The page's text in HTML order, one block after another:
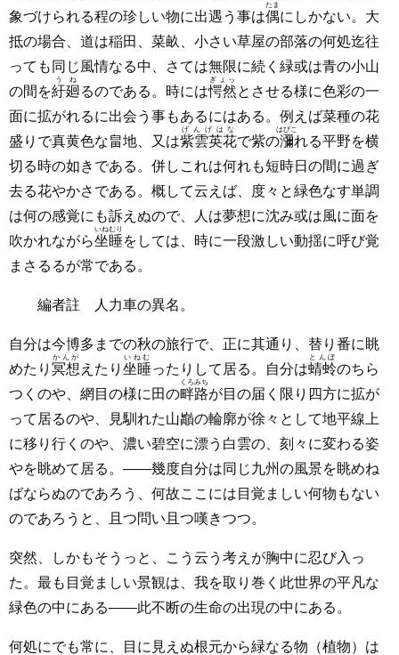
象づけられる程の珍しい物に出遇う事は偶
たま
にしかない。大
抵の場合、道は稲田、菜畝、小さい草屋の部落の何処迄往
っても同じ風情なる中、さては無限に続く緑或は青の小山
の間を紆廻
うね
るのである。時には愕然
ぎょっ
とさせる様に色彩の一
面に拡がれるに出会う事もあるにはある。例えば菜種の花
盛りで真黄色な畠地、又は紫雲英花
げんげはな
で紫の瀰
はびこ
れる平野を横
切る時の如きである。併しこれは何れも短時日の間に過ぎ
去る花やかさである。概して云えば、度々と緑色なす単調
は何の感覚にも訴えぬので、人は夢想に沈み或は風に面を
吹かれながら坐睡
いねむり
をしては、時に一段激しい動揺に呼び覚
まさるるが常である。
編者註 人力車の異名。
自分は今博多までの秋の旅行で、正に其通り、替り番に眺
めたり 冥想
かんが
えたり 坐睡
いねむ
ったりして居る。自分は蜻蛉
とんぼ
のちら
つくのや、網目の様に田の畔路
くろみち
が目の届く限り四方に拡が
って居るのや、見馴れた山巓の輪廓が徐々として地平線上
に移り行くのや、濃い碧空に漂う白雲の、刻々に変わる姿
やを眺めて居る。――幾度自分は同じ九州の風景を眺めね
ばならぬのであろう、何故ここには目覚ましい何物もない
のであろうと、且つ問い且つ嘆きつつ。
突然、しかもそうっと、こう云う考えが胸中に忍び入っ
た。最も目覚ましい景観は、我を取り巻く此世界の平凡な
緑色の中にある――此不断の生命の出現の中にある。
何処にでも常に、目に見えぬ根元から緑なる物（植物）は